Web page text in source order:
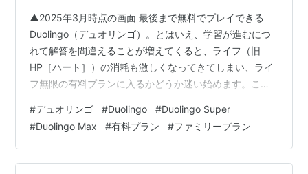
▲2025年3月時点の画面 最後まで無料でプレイできる
Duolingo（デュオリンゴ）。とはいえ、学習が進むにつ
れて解答を間違えることが増えてくると、ライフ（旧
HP［ハート］）の消耗も激しくなってきてしまい、ライ
フ無限の有料プランに入るかどうか迷い始めます。この
「MAX」の料金と違いについてまとめました。（2025年
4月時点の金額です） Duolingo Superの料金プラン
Superでできること Duolingo MAXの料金プラン MAXで
できること 割引キャンペーン時期の課金がおすすめ。 無
#デュオリンゴ #Duolingo #Duolingo Super
#Duolingo Max #有料プラン #ファミリープラン